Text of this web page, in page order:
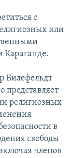
с
или
Караганде.
Билефельдт
представляет
религиозных
в
свободы
членов